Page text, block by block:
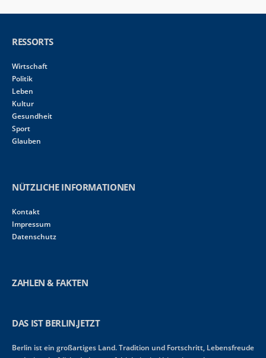
RESSORTS
Wirtschaft
Politik
Leben
Kultur
Gesundheit
Sport
Glauben
NÜTZLICHE INFORMATIONEN
Kontakt
Impressum
Datenschutz
ZAHLEN & FAKTEN
DAS IST BERLIN.JETZT
Berlin ist ein großartiges Land. Tradition und Fortschritt, Lebensfreude